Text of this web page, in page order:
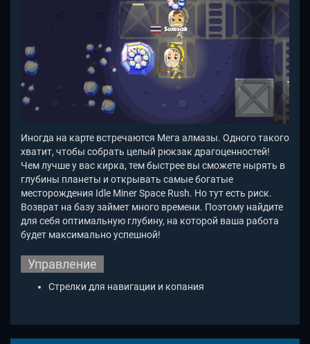
Иногда на карте встречаются Мега алмазы. Одного такого
хватит, чтобы собрать целый рюкзак драгоценностей!
Чем лучше у вас кирка, тем быстрее вы сможете нырять в
глубины планеты и открывать самые богатые
месторождения Idle Miner Space Rush. Но тут есть риск.
Возврат на базу займет много времени. Поэтому найдите
для себя оптимальную глубину, на которой ваша работа
будет максимально успешной!
Управление
Стрелки для навигации и копания